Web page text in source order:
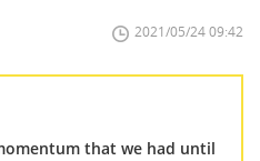
2021/05/24 09:42
that we had until